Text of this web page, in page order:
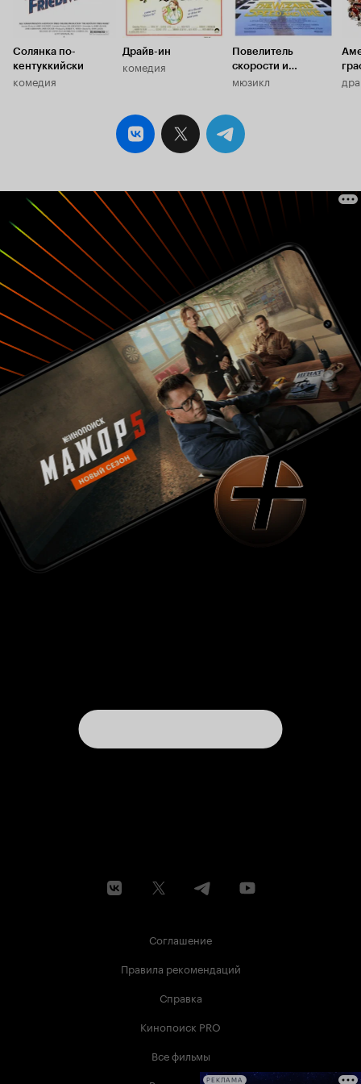
Солянка по-
кентуккийски
комедия
Драйв-ин
комедия
Повелитель
скорости и
времени
мюзикл
Соглашение
Правила рекомендаций
Справка
Кинопоиск PRO
Все фильмы
РЕКЛАМА